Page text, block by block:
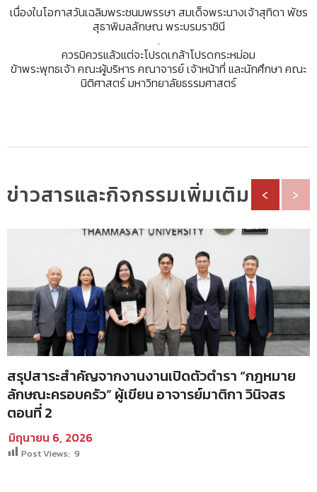
เนื่องในโอกาสวันเฉลิมพระชนมพรรษา สมเด็จพระนางเจ้าสุทิดา พัชร
สุธาพิมลลักษณ พระบรมราชินี
.
ควรมิควรแล้วแต่จะโปรดเกล้าโปรดกระหม่อม
ข้าพระพุทธเจ้า คณะผู้บริหาร คณาจารย์ เจ้าหน้าที่ และนักศึกษา คณะ
นิติศาสตร์ มหาวิทยาลัยธรรมศาสตร์
ข่าวสารและกิจกรรมเพิ่มเติม
สรุปสาระสำคัญจากงานงานเปิดตัวตำรา “กฎหมาย
ลักษณะครอบครัว” ผู้เขียน อาจารย์มาติกา วินิจสร
ตอนที่ 2
มิถุนายน 6, 2026
‹ ›
Post Views: 9